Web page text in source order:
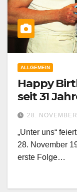
ALLGEMEIN
Happy
seit 31
28.
„Unter uns“
28. November
erste Folge…